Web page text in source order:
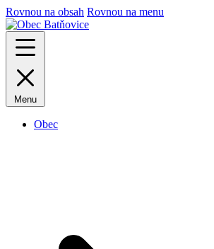
Rovnou na obsah Rovnou na menu
Menu
Obec